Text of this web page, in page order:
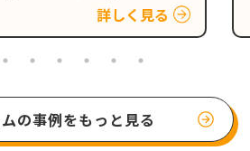
きました。 壁紙劣化の原因とな
的要因 新築時にはキレイだった
…
詳しく見る
の事例をもっと見る